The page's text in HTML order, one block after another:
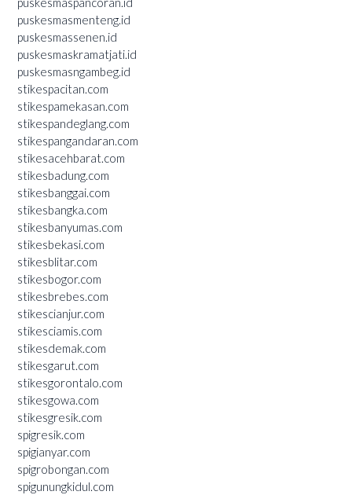
puskesmasmenteng.id
puskesmassenen.id
puskesmaskramatjati.id
puskesmasngambeg.id
stikespacitan.com
stikespamekasan.com
stikespandeglang.com
stikespangandaran.com
stikesacehbarat.com
stikesbadung.com
stikesbanggai.com
stikesbangka.com
stikesbanyumas.com
stikesbekasi.com
stikesblitar.com
stikesbogor.com
stikesbrebes.com
stikescianjur.com
stikesciamis.com
stikesdemak.com
stikesgarut.com
stikesgorontalo.com
stikesgowa.com
stikesgresik.com
spigresik.com
spigianyar.com
spigrobongan.com
spigunungkidul.com